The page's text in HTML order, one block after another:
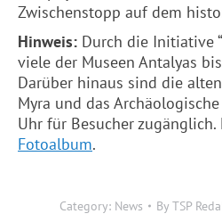
Zwischenstopp auf dem
Hinweis: Durch die Initiative
viele der Museen Antalyas
Darüber hinaus sind die
Myra und das
Uhr für Besucher
Fotoalbum.
Category: News By TSP